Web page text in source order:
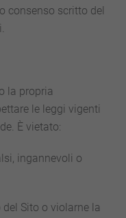
consenso scritto del
la propria
le leggi vigenti
È vietato:
ingannevoli o
Sito o violarne la